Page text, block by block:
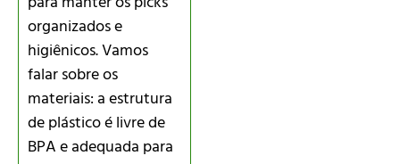
organizados e
higiênicos. Vamos
falar sobre os
materiais: a estrutura
de plástico é livre de
BPA e adequada para